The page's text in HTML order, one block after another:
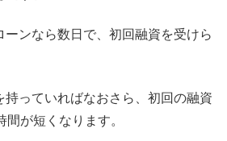
ーンなら数日で、初回融資を受けら
持っていればなおさら、初回の融資
が短くなります。